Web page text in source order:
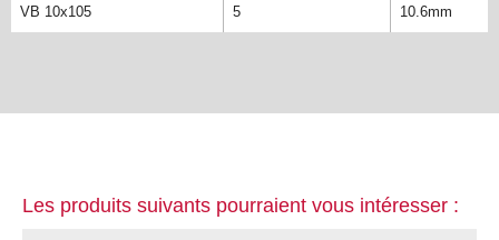
VB 10x105 5 10.6mm
Les produits suivants pourraient vous intéresser :